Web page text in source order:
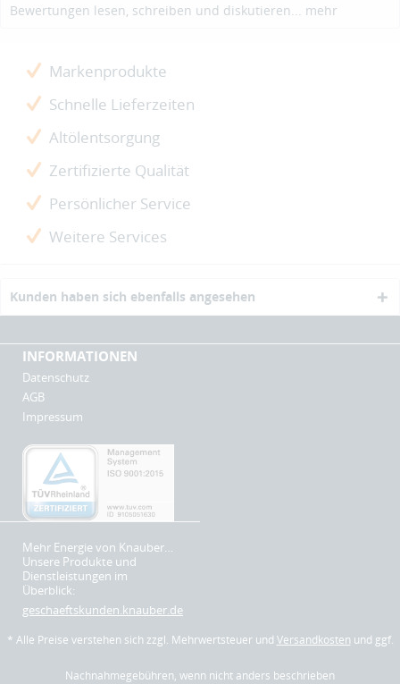
Bewertungen lesen, schreiben und diskutieren... mehr
Markenprodukte
Schnelle Lieferzeiten
Altölentsorgung
Zertifizierte Qualität
Persönlicher Service
Weitere Services
Kunden haben sich ebenfalls angesehen
INFORMATIONEN
Datenschutz
AGB
Impressum
Mehr Energie von Knauber…
Unsere Produkte und
Dienstleistungen im
Überblick:
geschaeftskunden.knauber.de
* Alle Preise verstehen sich zzgl. Mehrwertsteuer und Versandkosten und ggf.
Nachnahmegebühren, wenn nicht anders beschrieben